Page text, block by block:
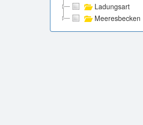
Ladungsart
Meeresbecken